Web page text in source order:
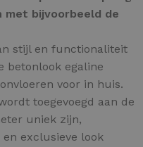
bijvoorbeeld de
stijl en functionaliteit
betonlook egaline
voor in huis.
toegevoegd aan de
uniek zijn,
exclusieve look